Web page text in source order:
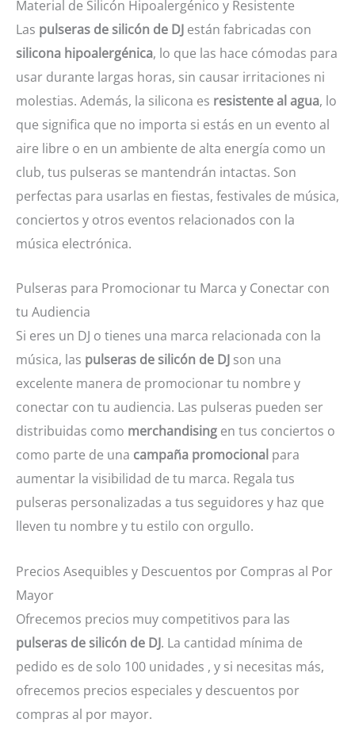
Material de Silicón Hipoalergénico y Resistente
Las pulseras de silicón de DJ están fabricadas con
silicona hipoalergénica, lo que las hace cómodas para
usar durante largas horas, sin causar irritaciones ni
molestias. Además, la silicona es resistente al agua, lo
que significa que no importa si estás en un evento al
aire libre o en un ambiente de alta energía como un
club, tus pulseras se mantendrán intactas. Son
perfectas para usarlas en fiestas, festivales de música,
conciertos y otros eventos relacionados con la
música electrónica.
Pulseras para Promocionar tu Marca y Conectar con
tu Audiencia
Si eres un DJ o tienes una marca relacionada con la
música, las pulseras de silicón de DJ son una
excelente manera de promocionar tu nombre y
conectar con tu audiencia. Las pulseras pueden ser
distribuidas como merchandising en tus conciertos o
como parte de una campaña promocional para
aumentar la visibilidad de tu marca. Regala tus
pulseras personalizadas a tus seguidores y haz que
lleven tu nombre y tu estilo con orgullo.
Precios Asequibles y Descuentos por Compras al Por
Mayor
Ofrecemos precios muy competitivos para las
pulseras de silicón de DJ. La cantidad mínima de
pedido es de solo 100 unidades , y si necesitas más,
ofrecemos precios especiales y descuentos por
compras al por mayor.